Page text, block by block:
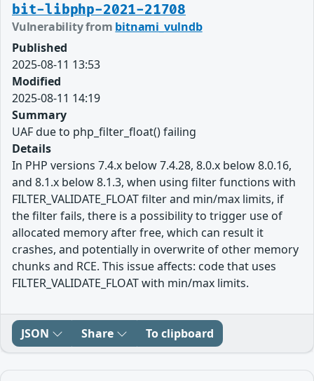
bit-libphp-2021-21708
Vulnerability from bitnami_vulndb
Published
2025-08-11 13:53
Modified
2025-08-11 14:19
Summary
UAF due to php_filter_float() failing
Details
In PHP versions 7.4.x below 7.4.28, 8.0.x below 8.0.16,
and 8.1.x below 8.1.3, when using filter functions with
FILTER_VALIDATE_FLOAT filter and min/max limits, if
the filter fails, there is a possibility to trigger use of
allocated memory after free, which can result it
crashes, and potentially in overwrite of other memory
chunks and RCE. This issue affects: code that uses
FILTER_VALIDATE_FLOAT with min/max limits.
JSON Share To clipboard